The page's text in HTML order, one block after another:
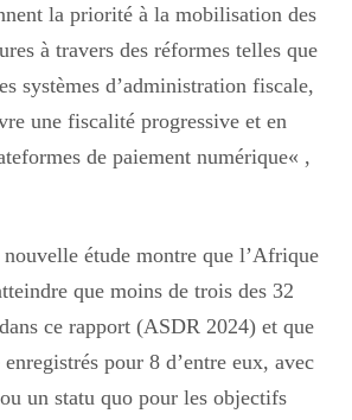
la priorité à la mobilisation des
à travers des réformes telles que
systèmes d’administration fiscale,
une fiscalité progressive et en
de paiement numérique« ,
étude montre que l’Afrique
que moins de trois des 32
ce rapport (ASDR 2024) et que
pour 8 d’entre eux, avec
un statu quo pour les objectifs